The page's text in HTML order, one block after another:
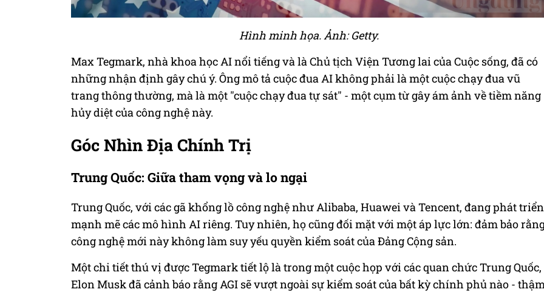
Hình minh họa. Ảnh: Getty.
Max Tegmark, nhà khoa học AI nổi tiếng và là Chủ tịch Viện Tương lai của Cuộc sống, đã có
những nhận định gây chú ý. Ông mô tả cuộc đua AI không phải là một cuộc chạy đua vũ
trang thông thường, mà là một "cuộc chạy đua tự sát" - một cụm từ gây ám ảnh về tiềm năng
hủy diệt của công nghệ này.
Góc Nhìn Địa Chính Trị
Trung Quốc: Giữa tham vọng và lo ngại
Trung Quốc, với các gã khổng lồ công nghệ như Alibaba, Huawei và Tencent, đang phát triển
mạnh mẽ các mô hình AI riêng. Tuy nhiên, họ cũng đối mặt với một áp lực lớn: đảm bảo
công nghệ mới này không làm suy yếu quyền kiểm soát của Đảng Cộng sản.
Một chi tiết thú vị được Tegmark tiết lộ là trong một cuộc họp với các quan chức Trung Quốc,
Elon Musk đã cảnh báo rằng AGI sẽ vượt ngoài sự kiểm soát của bất kỳ chính phủ nào -